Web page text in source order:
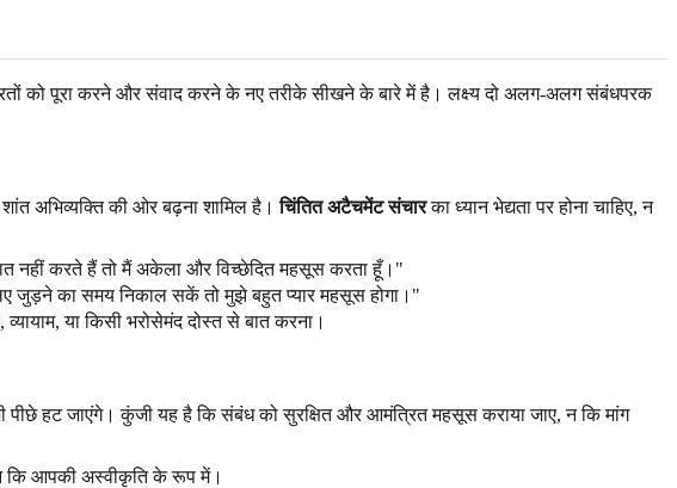
को पूरा करने और संवाद करने के नए तरीके सीखने के बारे में है। लक्ष्य दो अलग-अलग संबंधपरक
शांत अभिव्यक्ति की ओर बढ़ना शामिल है।चिंतित अटैचमेंट संचारका ध्यान भेद्यता पर होना चाहिए, न
नहीं करते हैं तो मैं अकेला और विच्छेदित महसूस करता हूँ।"
जुड़ने का समय निकाल सकें तो मुझे बहुत प्यार महसूस होगा।"
या किसी भरोसेमंद दोस्त से बात करना।
हट जाएंगे। कुंजी यह है कि संबंध को सुरक्षित और आमंत्रित महसूस कराया जाए, न कि मांग
कि आपकी अस्वीकृति के रूप में।